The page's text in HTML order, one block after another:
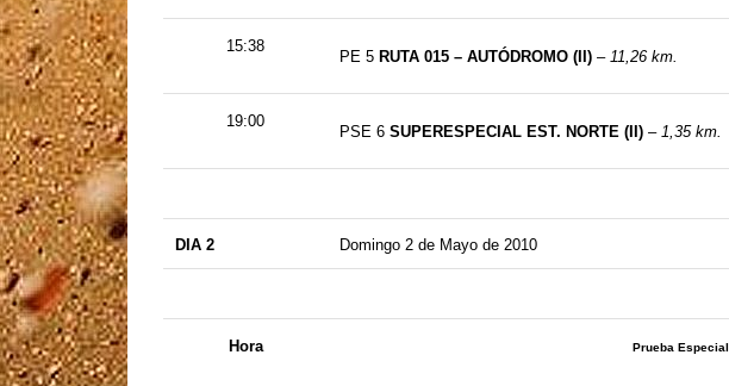
15:38
PE 5 RUTA 015 – AUTÓDROMO (II) – 11,26 km.
19:00
PSE 6SUPERESPECIAL EST. NORTE (II) – 1,35 km.
DIA 2 Domingo 2 de Mayo de 2010
Hora Prueba Especial